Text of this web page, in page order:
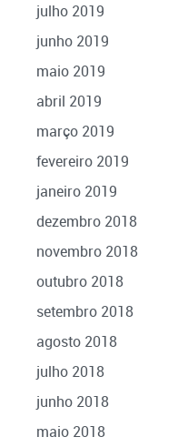
julho 2019
junho 2019
maio 2019
abril 2019
março 2019
fevereiro 2019
janeiro 2019
dezembro 2018
novembro 2018
outubro 2018
setembro 2018
agosto 2018
julho 2018
junho 2018
maio 2018